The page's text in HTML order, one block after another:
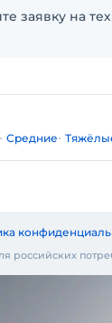
заявку на
Средние
российских